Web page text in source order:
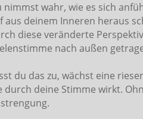
nimmst wahr, wie es sich
aus deinem Inneren heraus
diese veränderte
nach außen
du das zu, wächst eine
durch deine Stimme wirkt.